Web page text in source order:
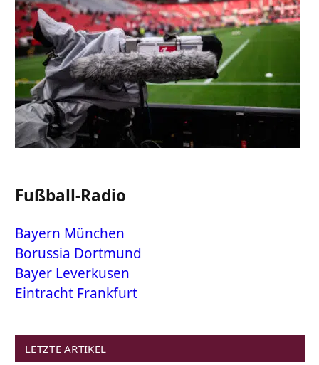
Fußball-Radio
Bayern München
Borussia Dortmund
Bayer Leverkusen
Eintracht Frankfurt
LETZTE ARTIKEL